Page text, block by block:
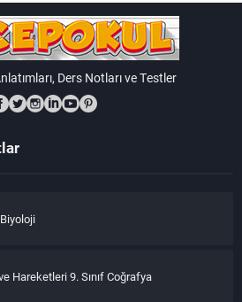
Ders Notları ve Testler
Hareketleri 9. Sınıf Coğrafya